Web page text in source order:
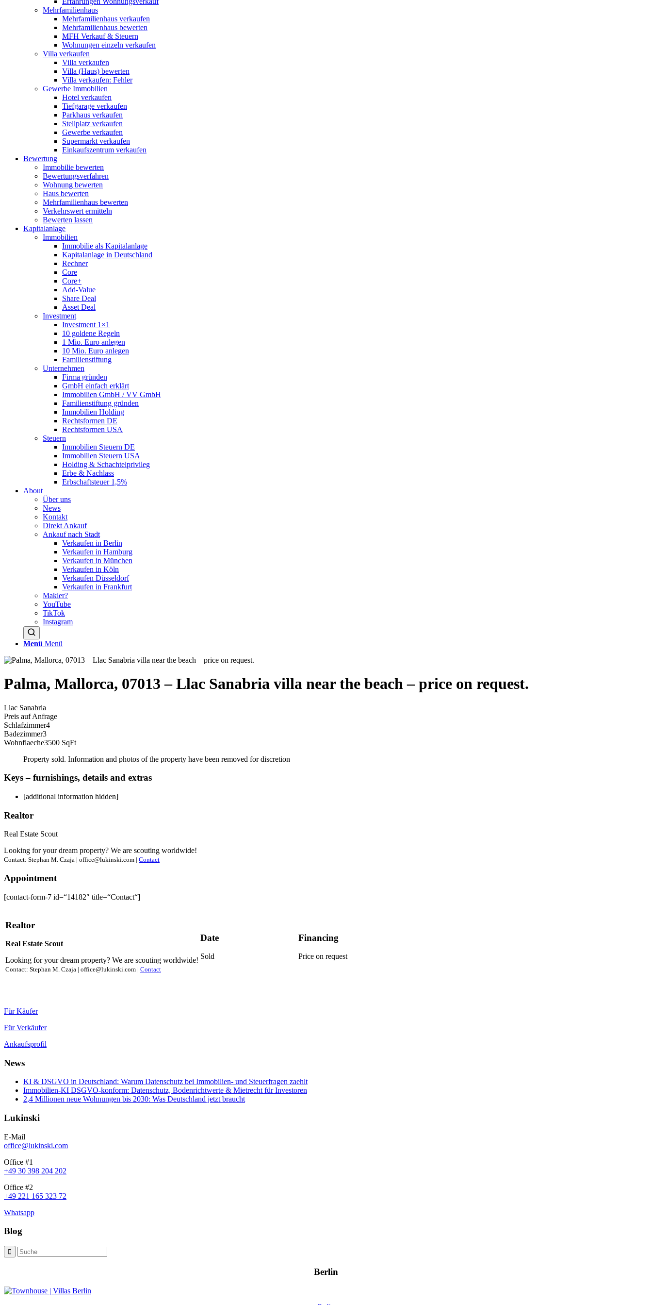
Mehrfamilienhaus
Mehrfamilienhaus verkaufen
Mehrfamilienhaus bewerten
MFH Verkauf & Steuern
Wohnungen einzeln verkaufen
Villa verkaufen
Villa verkaufen
Villa (Haus) bewerten
Villa verkaufen: Fehler
Gewerbe Immobilien
Hotel verkaufen
Tiefgarage verkaufen
Parkhaus verkaufen
Stellplatz verkaufen
Gewerbe verkaufen
Supermarkt verkaufen
Einkaufszentrum verkaufen
Bewertung
Immobilie bewerten
Bewertungsverfahren
Wohnung bewerten
Haus bewerten
Mehrfamilienhaus bewerten
Verkehrswert ermitteln
Bewerten lassen
Kapitalanlage
Immobilien
Immobilie als Kapitalanlage
Kapitalanlage in Deutschland
Rechner
Core
Core+
Add-Value
Share Deal
Asset Deal
Investment
Investment 1×1
10 goldene Regeln
1 Mio. Euro anlegen
10 Mio. Euro anlegen
Familienstiftung
Unternehmen
Firma gründen
GmbH einfach erklärt
Immobilien GmbH / VV GmbH
Familienstiftung gründen
Immobilien Holding
Rechtsformen DE
Rechtsformen USA
Steuern
Immobilien Steuern DE
Immobilien Steuern USA
Holding & Schachtelprivileg
Erbe & Nachlass
Erbschaftsteuer 1,5%
About
Über uns
News
Kontakt
Direkt Ankauf
Ankauf nach Stadt
Verkaufen in Berlin
Verkaufen in Hamburg
Verkaufen in München
Verkaufen in Köln
Verkaufen Düsseldorf
Verkaufen in Frankfurt
Makler?
YouTube
TikTok
Instagram
Menü Menü
Palma, Mallorca, 07013 – Llac Sanabria villa near the beach – price on request.
Llac Sanabria
Preis auf Anfrage
Schlafzimmer4
Badezimmer3
Wohnflaeche3500 SqFt
Property sold. Information and photos of the property have been removed for discretion
Keys – furnishings, details and extras
[additional information hidden]
Realtor
Real Estate Scout
Looking for your dream property? We are scouting worldwide!
Contact: Stephan M. Czaja | office@lukinski.com | Contact
Appointment
[contact-form-7 id=“14182″ title=“Contact“]
Realtor
Real Estate Scout
Looking for your dream property? We are scouting worldwide!
Contact: Stephan M. Czaja | office@lukinski.com | Contact
Date
Sold
Financing
Price on request
Für Käufer
Für Verkäufer
Ankaufsprofil
News
KI & DSGVO in Deutschland: Warum Datenschutz bei Immobilien- und Steuerfragen zaehlt
Immobilien-KI DSGVO-konform: Datenschutz, Bodenrichtwerte & Mietrecht für Investoren
2,4 Millionen neue Wohnungen bis 2030: Was Deutschland jetzt braucht
Lukinski
E-Mail
office@lukinski.com
Office #1
+49 30 398 204 202
Office #2
+49 221 165 323 72
Whatsapp
Blog
Berlin